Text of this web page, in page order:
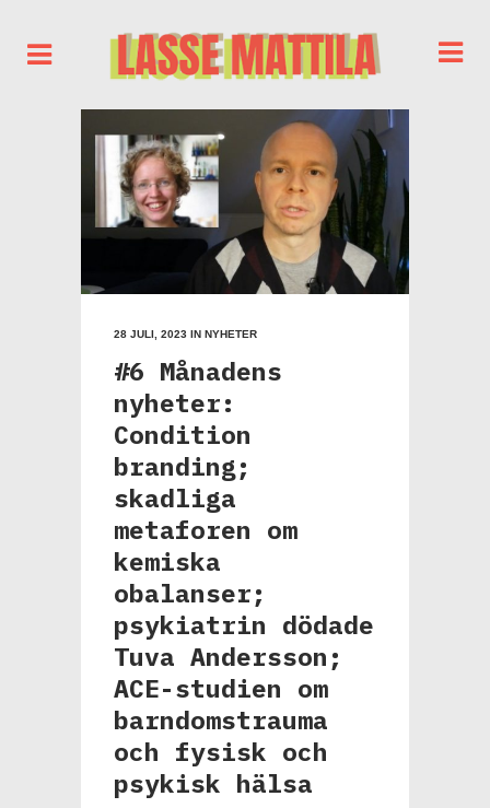
28 JULI, 2023 IN NYHETER
#6 Månadens
nyheter:
Condition
branding;
skadliga
metaforen om
kemiska
obalanser;
psykiatrin dödade
Tuva Andersson;
ACE-studien om
barndomstrauma
och fysisk och
psykisk hälsa